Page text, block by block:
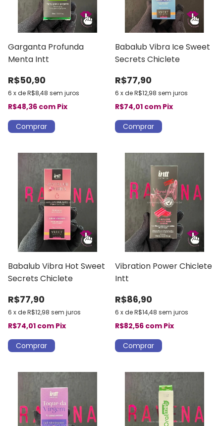
Garganta Profunda
Menta Intt
R$50,90
6 xdeR$8,48 sem juros
R$48,36 com Pix
Babalub Vibra Ice Sweet
Secrets Chiclete
R$77,90
6 xdeR$12,98 sem juros
R$74,01 com Pix
Babalub Vibra Hot Sweet
Secrets Chiclete
R$77,90
6 xdeR$12,98 sem juros
R$74,01 com Pix
Vibration Power Chiclete
Intt
R$86,90
6 xdeR$14,48 sem juros
R$82,56 com Pix